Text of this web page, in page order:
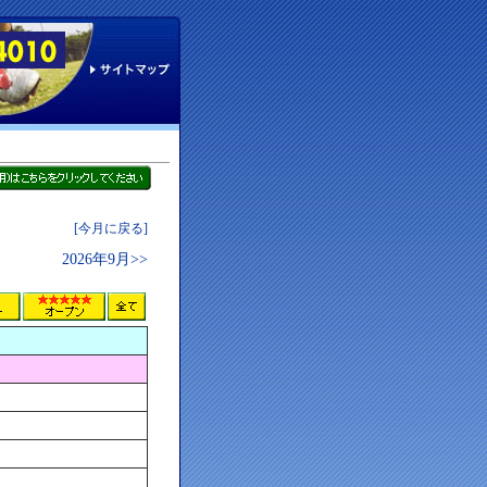
[今月に戻る]
2026年9月>>